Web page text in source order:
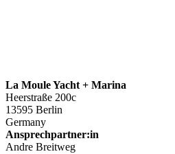
La Moule Yacht + Marina
Heerstraße 200c
13595 Berlin
Germany
Ansprechpartner:in
Andre Breitweg